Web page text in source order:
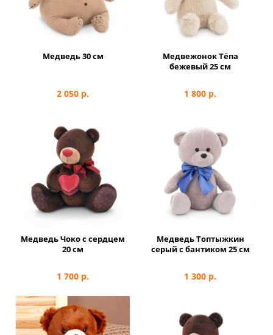
Медведь 30 см
2 050 р.
Медвежонок Тёпа
бежевый 25 см
1 800 р.
Медведь Чоко с сердцем
20 см
1 700 р.
Медведь Топтыжкин
серый с бантиком 25 см
1 300 р.